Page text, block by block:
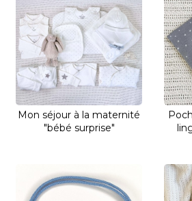
Mon séjour à la maternité
"bébé surprise"